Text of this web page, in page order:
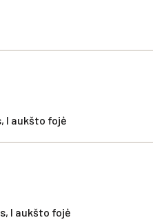
I aukšto fojė
I aukšto fojė